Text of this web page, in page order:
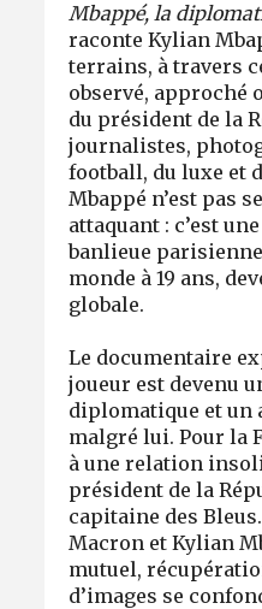
Mbappé, la
raconte Kylian
terrains, à travers
observé, approché
du président de la
journalistes,
football, du luxe et
Mbappé n’est pas
attaquant : c’est
banlieue
monde à 19 ans,
globale.
Le documentaire
joueur est devenu
diplomatique et un
malgré lui. Pour la
à une relation
président de la
capitaine des
Macron et Kylian
mutuel,
d’images se